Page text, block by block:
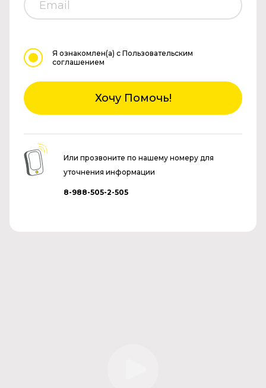
Я ознакомлен(а) с Пользовательским
соглашением
Хочу Помочь!
Или прозвоните по нашему номеру для
уточнения информации
8-988-505-2-505